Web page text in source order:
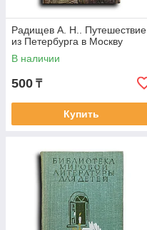
Радищев А. Н.. Путешествие
из Петербурга в Москву
В наличии
500 ₸
Купить